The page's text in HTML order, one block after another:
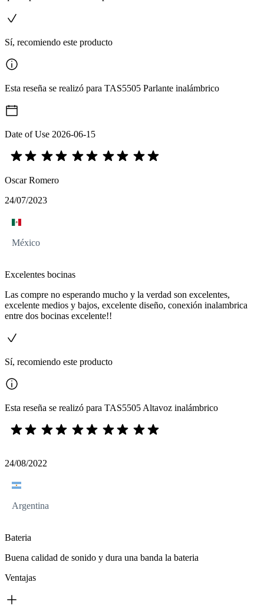
Sí, recomiendo este producto
Esta reseña se realizó para TAS5505 Parlante inalámbrico
Date of Use 2026-06-15
Oscar Romero
24/07/2023
México
Excelentes bocinas
Las compre no esperando mucho y la verdad son excelentes,
excelente medios y bajos, excelente diseño, conexión inalambrica
entre dos bocinas excelente!!
Sí, recomiendo este producto
Esta reseña se realizó para TAS5505 Altavoz inalámbrico
24/08/2022
Argentina
Bateria
Buena calidad de sonido y dura una banda la bateria
Ventajas